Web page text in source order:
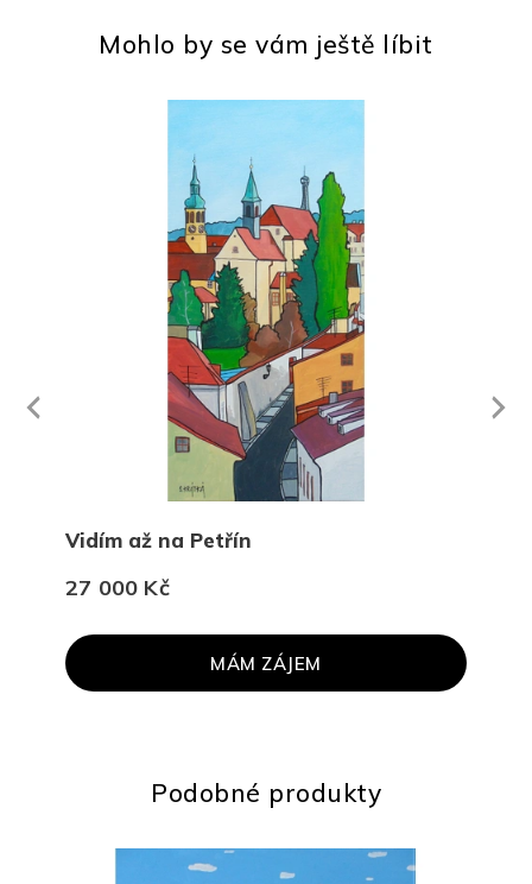
Mohlo by se vám ještě líbit
Vidím až na Petřín
27 000 Kč
MÁM ZÁJEM
Next
Podobné produkty